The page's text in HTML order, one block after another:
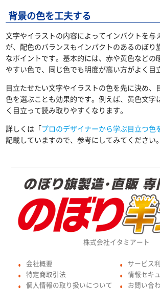
背景の色を工夫する
文字やイラストの内容によってインパクトを与
が、配色のバランスもインパクトのあるのぼり
なポイントです。基本的には、赤や黄色などの
やすい色で、同じ色でも明度が高い方がよく目
目立たせたい文字やイラストの色を先に決め、
色を選ぶことも効果的です。例えば、黄色文字
く目立って読み取りやすくなります。
詳しくは「プロのデザイナーから学ぶ目立つ色
記載していますので、参考にしてみてください。
株式会社イタミアート
● 会社概要
● 特定商取引法
● 個人情報の取り扱いについて
● サービス
● 情報セキ
● お問い合